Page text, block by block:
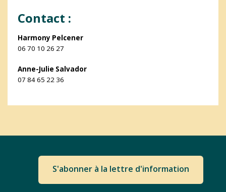
Contact :
Harmony Pelcener
06 70 10 26 27
Anne-Julie Salvador
07 84 65 22 36
S'abonner à la lettre d'information